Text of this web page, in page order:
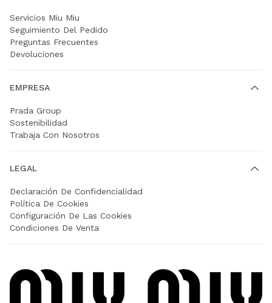
Servicios Miu Miu
Seguimiento Del Pedido
Preguntas Frecuentes
Devoluciones
EMPRESA
Prada Group
Sostenibilidad
Trabaja Con Nosotros
LEGAL
Declaración De Confidencialidad
Política De Cookies
Configuración De Las Cookies
Condiciones De Venta